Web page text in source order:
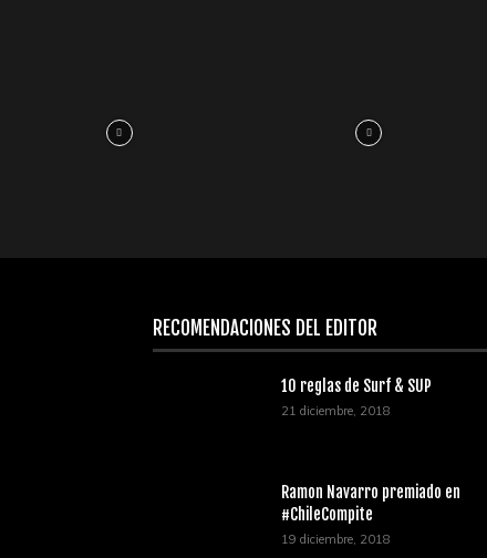
RECOMENDACIONES DEL EDITOR
10 reglas de Surf & SUP
21 diciembre, 2018
Ramon Navarro premiado en
#ChileCompite
19 diciembre, 2018